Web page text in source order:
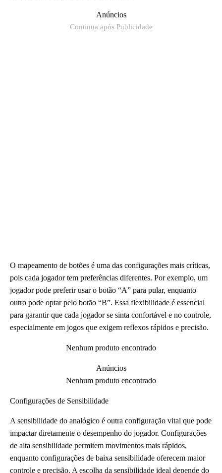
Anúncios
Continua após Publicidade
O mapeamento de botões é uma das configurações mais críticas,
pois cada jogador tem preferências diferentes. Por exemplo, um
jogador pode preferir usar o botão “A” para pular, enquanto
outro pode optar pelo botão “B”. Essa flexibilidade é essencial
para garantir que cada jogador se sinta confortável e no controle,
especialmente em jogos que exigem reflexos rápidos e precisão.
Nenhum produto encontrado
Anúncios
Nenhum produto encontrado
Configurações de Sensibilidade
A sensibilidade do analógico é outra configuração vital que pode
impactar diretamente o desempenho do jogador. Configurações
de alta sensibilidade permitem movimentos mais rápidos,
enquanto configurações de baixa sensibilidade oferecem maior
controle e precisão. A escolha da sensibilidade ideal depende do